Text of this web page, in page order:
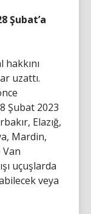
Şubat’a
uzattı.
Şubat 2023
Elazığ,
Mardin,
uçuşlarda
veya